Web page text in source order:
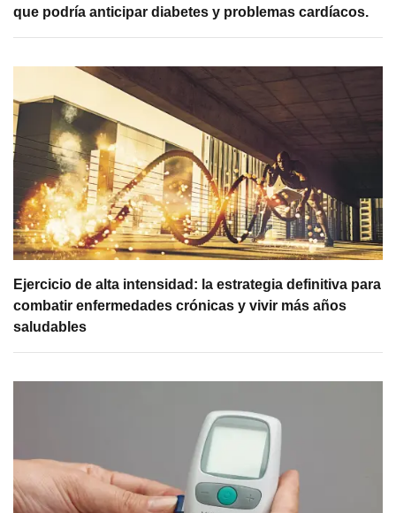
que podría anticipar diabetes y problemas cardíacos.
Ejercicio de alta intensidad: la estrategia definitiva para
combatir enfermedades crónicas y vivir más años
saludables